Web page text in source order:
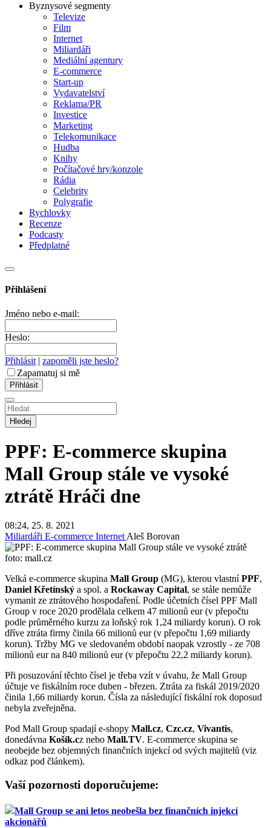
Byznysové segmenty
Televize
Film
Internet
Miliardáři
Mediální agentury
E-commerce
Start-up
Vydavatelství
Reklama/PR
Investice
Marketing
Telekomunikace
Hudba
Knihy
Počítačové hry/konzole
Rádia
Celebrity
Polygrafie
Rychlovky
Recenze
Podcasty
Předplatné
Přihlášení
Jméno nebo e-mail:
Heslo:
Přihlásit | zapoměli jste heslo?
Zapamatuj si mě
Hledej
PPF: E-commerce skupina
Mall Group stále ve vysoké
ztrátě Hráči dne
08:24, 25. 8. 2021
Miliardáři E-commerce InternetAleš Borovan
foto: mall.cz
Velká e-commerce skupina Mall Group (MG), kterou vlastníPPF,
Daniel Křetínský a spol. a Rockaway Capital, se stále nemůže
vymanit ze ztrátového hospodaření. Podle účetních čísel PPF Mall
Group v roce 2020 prodělala celkem 47 milionů eur (v přepočtu
podle průměrného kurzu za loňský rok 1,24 miliardy korun). O rok
dříve ztráta firmy činila 66 milionů eur (v přepočtu 1,69 miliardy
korun). Tržby MG ve sledovaném období naopak vzrostly - ze 708
milionů eur na 840 milionů eur (v přepočtu 22,2 miliardy korun).
Při posuzování těchto čísel je třeba vzít v úvahu, že Mall Group
účtuje ve fiskálním roce duben - březen. Ztráta za fiskál 2019/2020
činila 1,66 miliardy korun. Čísla za následující fiskální rok doposud
nebyla zveřejněna.
Pod Mall Group spadají e-shopy Mall.cz, Czc.cz, Vivantis,
donedávna Košík.cz nebo Mall.TV. E-commerce skupina se
neobejde bez objemných finančních injekcí od svých majitelů (viz
odkaz pod článkem).
Vaší pozornosti doporučujeme:
Mall Group se ani letos neobešla bez finančních injekcí
akcionářů